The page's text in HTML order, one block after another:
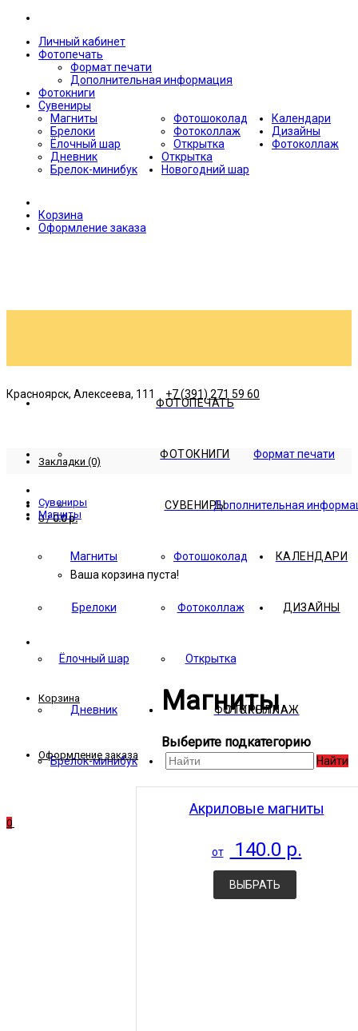
Личный кабинет
Фотопечать
Формат печати
Дополнительная информация
Фотокниги
Сувениры
Магниты
Брелоки
Ёлочный шар
Дневник
Брелок-минибук
Фотошоколад
Фотоколлаж
Открытка
Календари
Дизайны
Фотоколлаж
Открытка
Новогодний шар
Корзина
Оформление заказа
Красноярск, Алексеева, 111 +7 (391) 271 59 60
Закладки (0)
0/0.0 р.
Ваша корзина пуста!
Корзина
Оформление заказа
0
ФОТОПЕЧАТЬ
Формат печати
Дополнительная
ФОТОКНИГИ
СУВЕНИРЫ
Магниты
Брелоки
Ёлочный шар
Дневник
Брелок-минибук
Фотошоколад
Фотоколлаж
Открытка
КАЛЕНДАРИ
ДИЗАЙНЫ
ФОТОКОЛЛАЖ
ОТКРЫТКА
Найти
Сувениры
Магниты
Магниты
Выберите подкатегорию
Акриловые магниты
от 140.0 р.
ВЫБРАТЬ